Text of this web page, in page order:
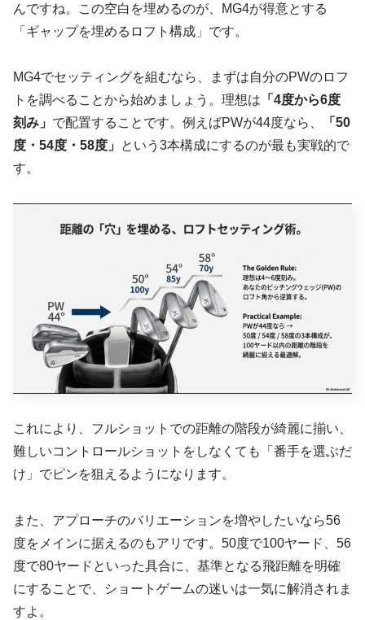
んですね。この空白を埋めるのが、MG4が得意とする
「ギャップを埋めるロフト構成」です。
MG4でセッティングを組むなら、まずは自分のPWのロフ
トを調べることから始めましょう。理想は 「4度から6度
刻み」 で配置することです。例えばPWが44度なら、
「50
度・54度・58度」 という3本構成にするのが最も実戦的で
す。
これにより、フルショットでの距離の階段が綺麗に揃い、
難しいコントロールショットをしなくても「番手を選ぶだ
け」でピンを狙えるようになります。
また、アプローチのバリエーションを増やしたいなら56
度をメインに据えるのもアリです。50度で100ヤード、56
度で80ヤードといった具合に、基準となる飛距離を明確
にすることで、ショートゲームの迷いは一気に解消されま
すよ。